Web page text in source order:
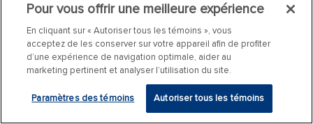
Pour vous offrir une meilleure expérience
En cliquant sur « Autoriser tous les témoins », vous
acceptez de les conserver sur votre appareil afin de profiter
d’une expérience de navigation optimale, aider au
marketing pertinent et analyser l’utilisation du site.
Paramètres des témoins Autoriser tous les témoins